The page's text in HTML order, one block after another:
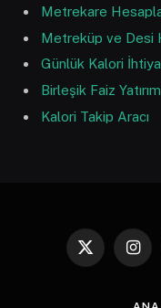
Metrekare
Metreküp ve Desi
Günlük Kalori
Birleşik Faiz
Kalori Takip Aracı
X